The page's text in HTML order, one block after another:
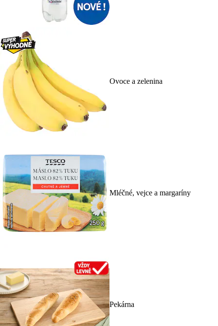
Ovoce a zelenina
Mléčné, vejce a margaríny
Pekárna